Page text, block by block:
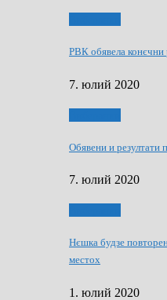
РВК обявела конєчни
7. юлий 2020
Обявени и резултати
7. юлий 2020
Нєшка будзе
местох
1. юлий 2020